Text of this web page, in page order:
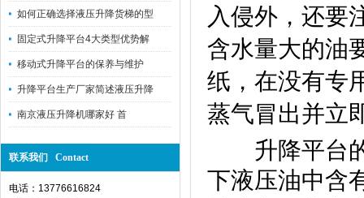
如何正确选择液压升降货梯的型
固定式升降平台4大类型优势解
移动式升降平台的保养与维护
升降平台生产厂家简述液压升降
南京液压升降机哪家好 首
联系我们 Contact
电话：13776616824
入侵外，还要
含水量大的油
纸，在没有专
蒸气冒出并立
升降平台的
下液压油中含